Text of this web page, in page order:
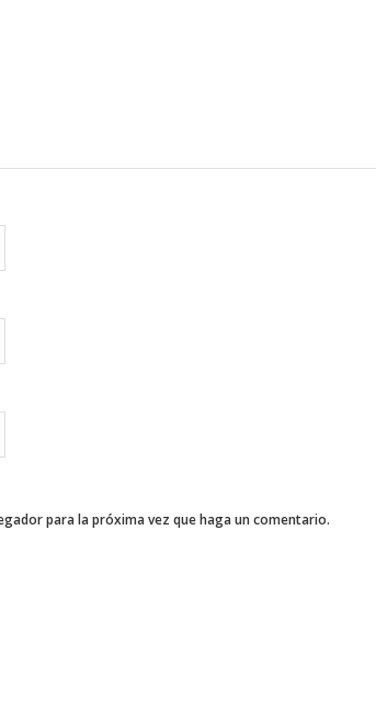
para la próxima vez que haga un comentario.